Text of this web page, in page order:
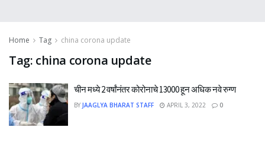
Home Tag china corona update
Tag: china corona update
चीन मध्ये 2 वर्षांनंतर कोरोनाचे 13000 हून अधिक नवे रुग्ण
BY JAAGLYA BHARAT STAFF APRIL 3, 2022 0